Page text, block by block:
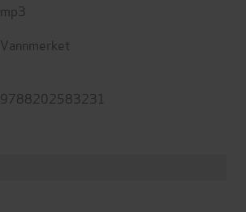
mp3
Vannmerket
9788202583231